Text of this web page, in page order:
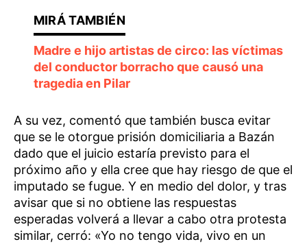
Madre e hijo artistas de circo: las víctimas
del conductor borracho que causó una
tragedia en Pilar
A su vez, comentó que también busca evitar
que se le otorgue prisión domiciliaria a Bazán
dado que el juicio estaría previsto para el
próximo año y ella cree que hay riesgo de que el
imputado se fugue. Y en medio del dolor, y tras
avisar que si no obtiene las respuestas
esperadas volverá a llevar a cabo otra protesta
similar, cerró: «Yo no tengo vida, vivo en un